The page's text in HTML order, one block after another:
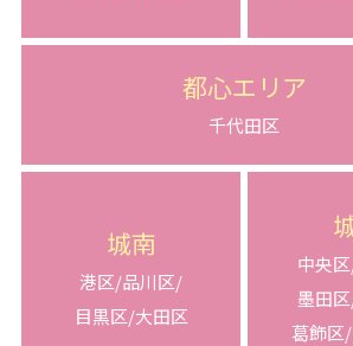
都心エリア
千代田区
城南
港区/品川区/
目黒区/大田区
中央
墨田
葛飾区